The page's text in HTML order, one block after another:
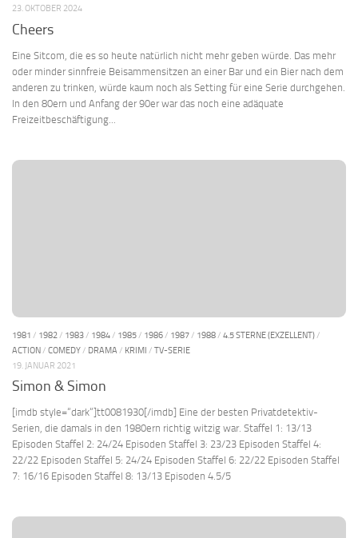
23. OKTOBER 2024
Cheers
Eine Sitcom, die es so heute natürlich nicht mehr geben würde. Das mehr
oder minder sinnfreie Beisammensitzen an einer Bar und ein Bier nach dem
anderen zu trinken, würde kaum noch als Setting für eine Serie durchgehen.
In den 80ern und Anfang der 90er war das noch eine adäquate
Freizeitbeschäftigung...
1981 / 1982 / 1983 / 1984 / 1985 / 1986 / 1987 / 1988 / 4.5 STERNE (EXZELLENT) /
ACTION / COMEDY / DRAMA / KRIMI / TV-SERIE
19. JANUAR 2021
Simon & Simon
[imdb style=“dark“]tt0081930[/imdb] Eine der besten Privatdetektiv-
Serien, die damals in den 1980ern richtig witzig war. Staffel 1: 13/13
Episoden Staffel 2: 24/24 Episoden Staffel 3: 23/23 Episoden Staffel 4:
22/22 Episoden Staffel 5: 24/24 Episoden Staffel 6: 22/22 Episoden Staffel
7: 16/16 Episoden Staffel 8: 13/13 Episoden 4.5/5